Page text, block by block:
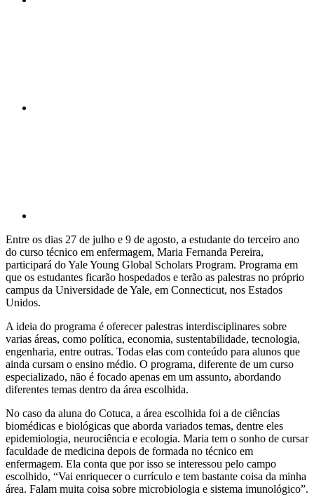
Entre os dias 27 de julho e 9 de agosto, a estudante do terceiro ano
do curso técnico em enfermagem, Maria Fernanda Pereira,
participará do Yale Young Global Scholars Program. Programa em
que os estudantes ficarão hospedados e terão as palestras no próprio
campus da Universidade de Yale, em Connecticut, nos Estados
Unidos.
A ideia do programa é oferecer palestras interdisciplinares sobre
varias áreas, como política, economia, sustentabilidade, tecnologia,
engenharia, entre outras. Todas elas com conteúdo para alunos que
ainda cursam o ensino médio. O programa, diferente de um curso
especializado, não é focado apenas em um assunto, abordando
diferentes temas dentro da área escolhida.
No caso da aluna do Cotuca, a área escolhida foi a de ciências
biomédicas e biológicas que aborda variados temas, dentre eles
epidemiologia, neurociência e ecologia. Maria tem o sonho de cursar
faculdade de medicina depois de formada no técnico em
enfermagem. Ela conta que por isso se interessou pelo campo
escolhido, “Vai enriquecer o currículo e tem bastante coisa da minha
área. Falam muita coisa sobre microbiologia e sistema imunológico”.